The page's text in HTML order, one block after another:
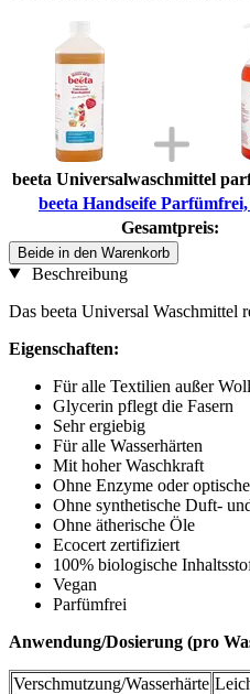
beeta Universalwaschmittel
beeta Handseife
Gesamtpreis:
Beide in den Warenkorb
Beschreibung
Das beeta Universal Waschmittel
Eigenschaften:
Für alle Textilien außer
Glycerin pflegt die Fasern
Sehr ergiebig
Für alle Wasserhärten
Mit hoher Waschkraft
Ohne Enzyme oder
Ohne synthetische Duft-
Ohne ätherische Öle
Ecocert zertifiziert
100% biologische
Vegan
Parfümfrei
Anwendung/Dosierung (pro
Verschmutzung/Wasserhärte